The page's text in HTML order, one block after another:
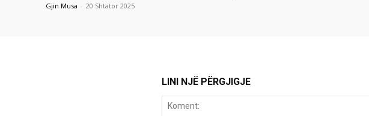
Gjin Musa - 20 Shtator 2025
LINI NJË PËRGJIGJE